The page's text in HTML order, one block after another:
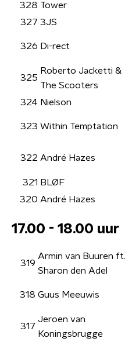
328 Tower
327 3JS
326 Di-rect
325
Roberto Jacketti &
The Scooters
324 Nielson
323 Within Temptation
322 André Hazes
321 BLØF
320 André Hazes
17.00 - 18.00 uur
319
Armin van Buuren ft.
Sharon den Adel
318 Guus Meeuwis
317
Jeroen van
Koningsbrugge